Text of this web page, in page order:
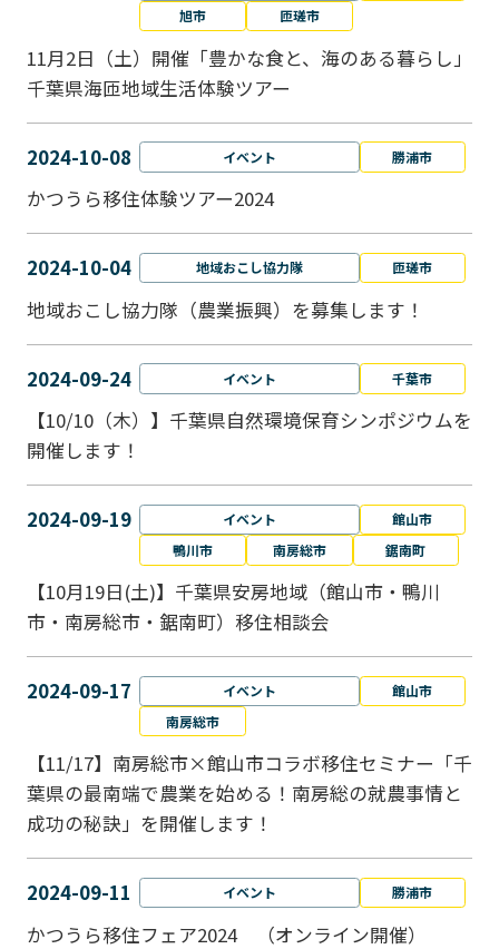
旭市
匝瑳市
11月2日（土）開催「豊かな食と、海のある暮らし」
千葉県海匝地域生活体験ツアー
2024-10-08 イベント 勝浦市
かつうら移住体験ツアー2024
2024-10-04 地域おこし協力隊 匝瑳市
地域おこし協⼒隊（農業振興）を募集します！
2024-09-24 イベント 千葉市
【10/10（木）】千葉県自然環境保育シンポジウムを
開催します！
2024-09-19 イベント
館山市
鴨川市
南房総市 鋸南町
【10月19日(土)】千葉県安房地域（館山市・鴨川
市・南房総市・鋸南町）移住相談会
2024-09-17 イベント
館山市
南房総市
【11/17】南房総市×館山市コラボ移住セミナー「千
葉県の最南端で農業を始める！南房総の就農事情と
成功の秘訣」を開催します！
2024-09-11 イベント 勝浦市
かつうら移住フェア2024 （オンライン開催）